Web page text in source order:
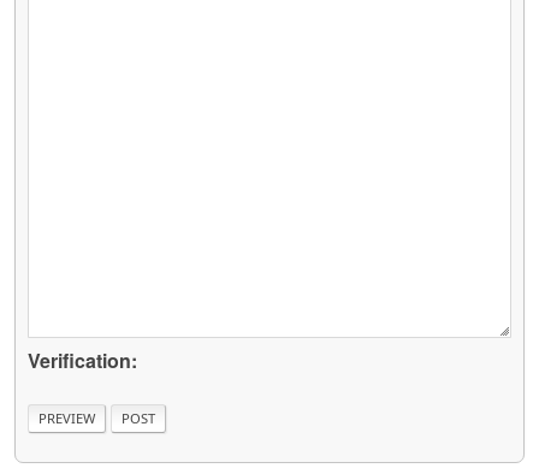
Verification: